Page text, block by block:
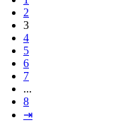
2
3
4
5
6
7
...
8
⇥